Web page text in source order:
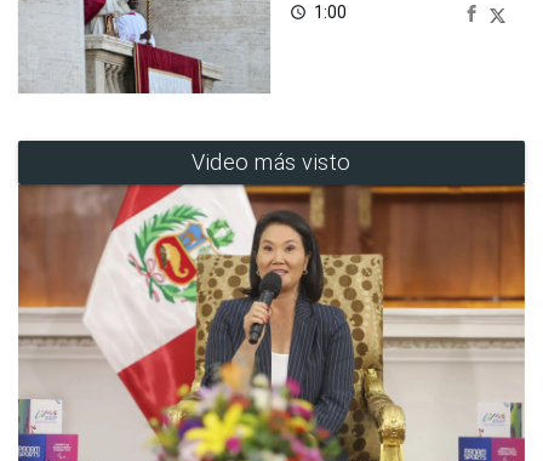
access_time 1:00
Video más visto